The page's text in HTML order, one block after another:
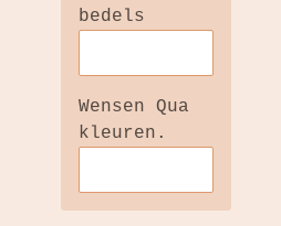
bedels
Wensen Qua
kleuren.